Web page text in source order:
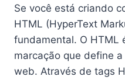
Se você está criando
HTML (HyperText
fundamental. O HTML
marcação que define
web. Através de tags